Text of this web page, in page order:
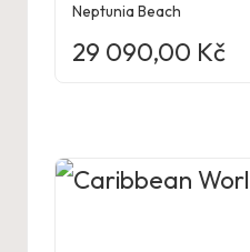
Neptunia Beach
29 090,00 Kč